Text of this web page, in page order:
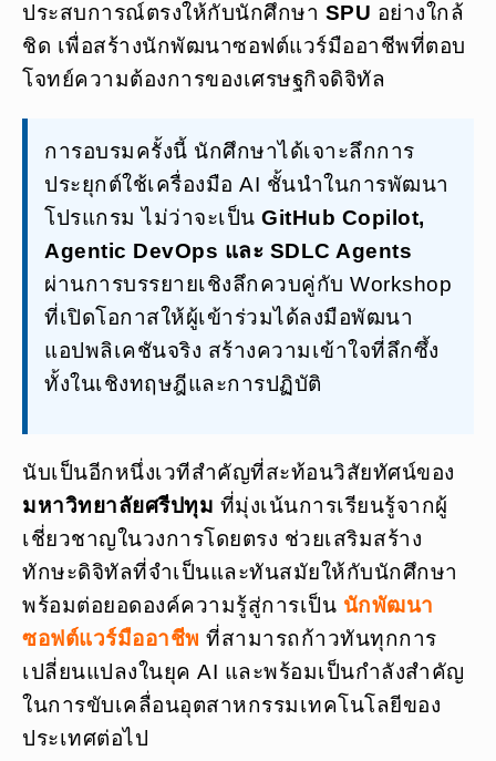
ประสบการณ์ตรงให้กับนักศึกษา SPU อย่างใกล้
ชิด เพื่อสร้างนักพัฒนาซอฟต์แวร์มืออาชีพที่ตอบ
โจทย์ความต้องการของเศรษฐกิจดิจิทัล
การอบรมครั้งนี้ นักศึกษาได้เจาะลึกการ
ประยุกต์ใช้เครื่องมือ AI ชั้นนำในการพัฒนา
โปรแกรม ไม่ว่าจะเป็น GitHub Copilot,
Agentic DevOps และ SDLC Agents
ผ่านการบรรยายเชิงลึกควบคู่กับ Workshop
ที่เปิดโอกาสให้ผู้เข้าร่วมได้ลงมือพัฒนา
แอปพลิเคชันจริง สร้างความเข้าใจที่ลึกซึ้ง
ทั้งในเชิงทฤษฎีและการปฏิบัติ
นับเป็นอีกหนึ่งเวทีสำคัญที่สะท้อนวิสัยทัศน์ของ
มหาวิทยาลัยศรีปทุม ที่มุ่งเน้นการเรียนรู้จากผู้
เชี่ยวชาญในวงการโดยตรง ช่วยเสริมสร้าง
ทักษะดิจิทัลที่จำเป็นและทันสมัยให้กับนักศึกษา
พร้อมต่อยอดองค์ความรู้สู่การเป็น นักพัฒนา
ซอฟต์แวร์มืออาชีพ ที่สามารถก้าวทันทุกการ
เปลี่ยนแปลงในยุค AI และพร้อมเป็นกำลังสำคัญ
ในการขับเคลื่อนอุตสาหกรรมเทคโนโลยีของ
ประเทศต่อไป